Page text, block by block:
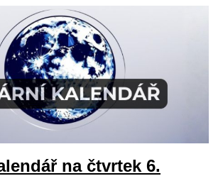
na čtvrtek 6.